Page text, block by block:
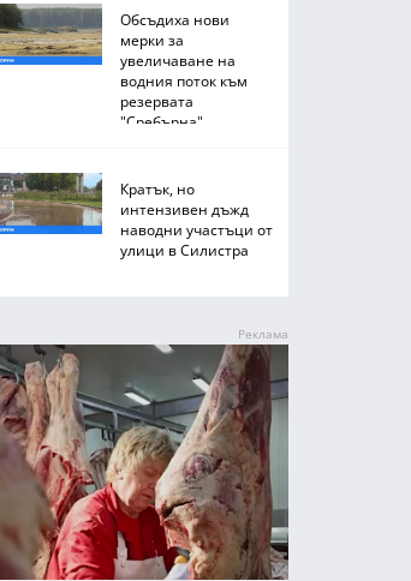
Обсъдиха нови
мерки за
увеличаване на
водния поток към
резервата
"Сребърна"
Кратък, но
интензивен дъжд
наводни участъци от
улици в Силистра